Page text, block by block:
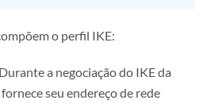
o perfil IKE:
a negociação do IKE da
seu endereço de rede